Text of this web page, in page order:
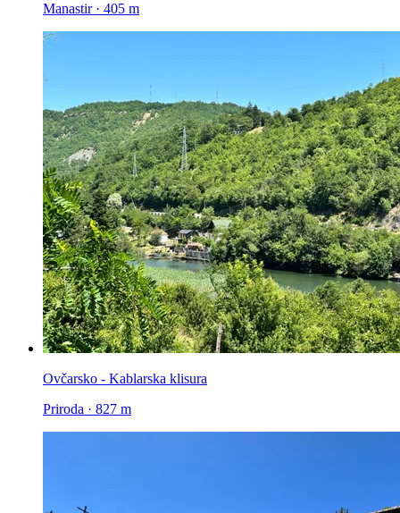
Manastir · 405 m
Ovčarsko - Kablarska klisura
Priroda · 827 m